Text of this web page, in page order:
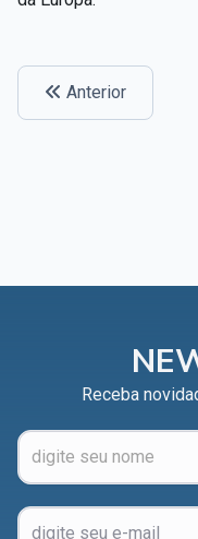
Anterior
Receba